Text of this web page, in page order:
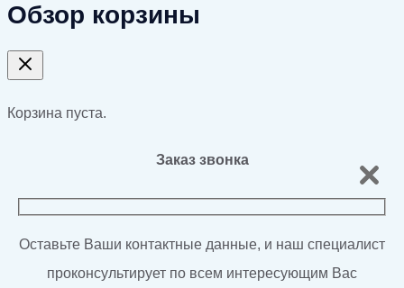
Обзор корзины
Корзина пуста.
Заказ звонка
Оставьте Ваши контактные данные, и наш специалист
проконсультирует по всем интересующим Вас